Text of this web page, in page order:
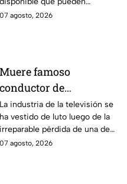
Vidente
aprovechar las personas de los
07 agosto, 2026
Muere famoso
conductor de
televisión; fue uno de
los grandes referentes
de la pantalla chica y
querido por miles de
La industria de la televisión se
ha vestido de luto luego de la
irreparable pérdida de una de
las figuras más destacadas.
07 agosto, 2026